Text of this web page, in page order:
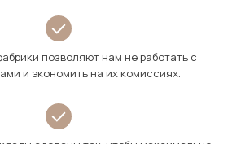
позволяют нам не работать с
и экономить на их комиссиях.